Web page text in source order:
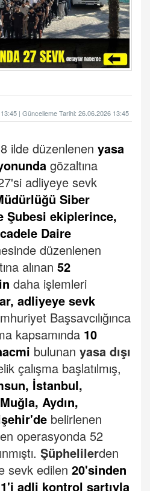
| Güncelleme Tarihi: 26.06.2026 13:45
8 ilde düzenlenen yasa
gözaltına
adliyeye sevk
Siber
Şubesi ekiplerince,
Daire
düzenlenen
alınan 52
daha işlemleri
adliyeye sevk
Başsavcılığınca
kapsamında 10
bulunan yasa dışı
çalışma başlatılmış,
İstanbul,
Aydın,
belirlenen
operasyonda 52
Şüphelilerden
sevk edilen 20'sinden
adli kontrol şartıyla